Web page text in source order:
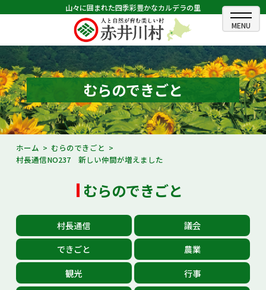
山々に囲まれた四季彩豊かなカルデラの里
ホーム
むらのできごと
むらのプロフィール
くらしの情報
村長室
観光・イベント情報
あかいがわ広報
お問い合せ
むらのできごと
ホーム
むらのできごと
村長通信NO237 新しい仲間が増えました
むらのできごと
村長通信
議会
できごと
農業
観光
行事